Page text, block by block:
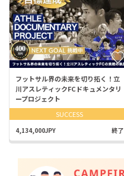
フットサル界の未来を切り拓く！立
川アスレティックFCドキュメンタリ
ープロジェクト
SUCCESS
4,134,000JPY 終了